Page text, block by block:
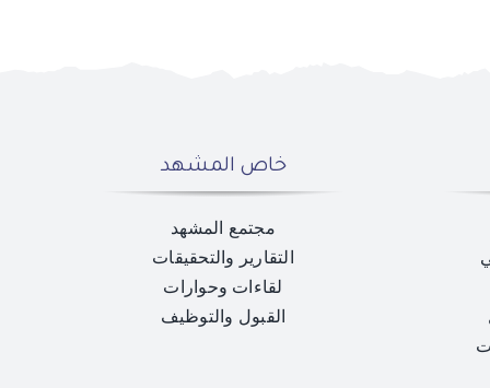
خاص المشهد
مجتمع المشهد
التقارير والتحقيقات
لقاءات وحوارات
القبول والتوظيف